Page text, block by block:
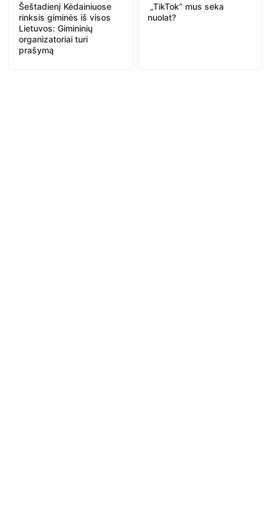
Šeštadienį Kėdainiuose
rinksis giminės iš visos
Lietuvos: Gimininių
organizatoriai turi
prašymą
„TikTok“ mus seka
nuolat?